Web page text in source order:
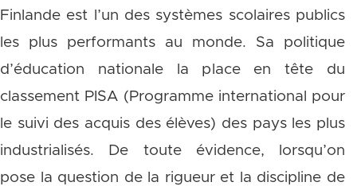
Finlande est l’un des systèmes scolaires publics
les plus performants au monde. Sa politique
d’éducation nationale la place en tête du
classement PISA (Programme international pour
le suivi des acquis des élèves) des pays les plus
industrialisés. De toute évidence, lorsqu’on
pose la question de la rigueur et la discipline de